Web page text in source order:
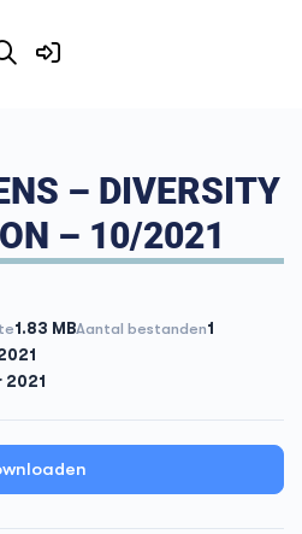
– DIVERSITY
– 10/2021
1.83 MBAantal bestanden1
2021